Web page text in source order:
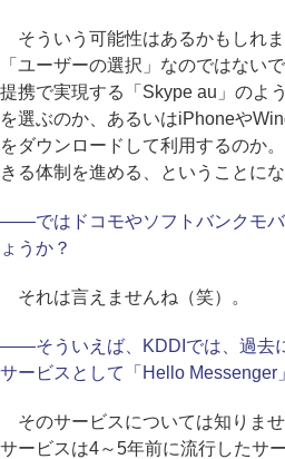
そういう可能性はあるかもしれま
「ユーザーの選択」なのではない
提携で実現する「Skype au」のよ
を選ぶのか、あるいはiPhoneや
をダウンロードして利用するのか
きる体制を進める、ということにな
――ではドコモやソフトバンクモバ
ょうか？
それは言えませんね（笑）。
――そういえば、KDDIでは、過去
サービスとして「Hello Messenger
そのサービスについては知りま
サービスは4～5年前に流行したサ